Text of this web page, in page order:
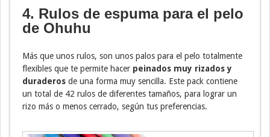
4. Rulos de espuma para el pelo
de Ohuhu
Más que unos rulos, son unos palos para el pelo totalmente
flexibles que te permite hacer peinados muy rizados y
duraderos de una forma muy sencilla. Este pack contiene
un total de 42 rulos de diferentes tamaños, para lograr un
rizo más o menos cerrado, según tus preferencias.